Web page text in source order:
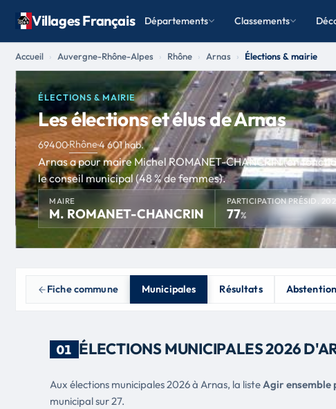
Villages Français Départements Classements
Accueil Auvergne-Rhône-Alpes Rhône Arnas Élections & mairie
ÉLECTIONS & MAIRIE
Les élections et élus de Arnas
69400·Rhône·4 601 hab.
Arnas a pour maire Michel ROMANET-CHANCRIN (en
le conseil municipal (48 % de femmes).
MAIRE
M. ROMANET-CHANCRIN
PARTICIPATION PRÉSID.
77%
Fiche commune Municipales Résultats Abstention
01 ÉLECTIONS MUNICIPALES 2026
Aux élections municipales 2026 à Arnas, la listeAgir ensemble
municipal sur 27.